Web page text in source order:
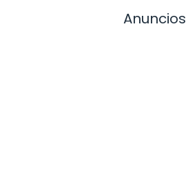
Anuncios